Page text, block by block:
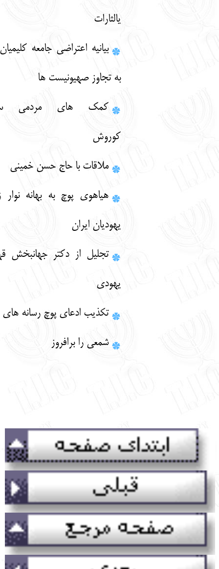
بيانيه اعتراضي جامعه كليميان ايران نسبت
به تجاوز صهيونيست ها
كمك هاي مردمي ستاد خيريه
ملاقات با حاج حسن خميني
هياهوي پوچ به بهانه نوار زرد بر لباس
يهوديان ايران
تجليل از دكتر جهانبخش قهرماني جانباز
تكذيب ادعاي پوچ رسانه هاي غربي
شمعي را برافروز